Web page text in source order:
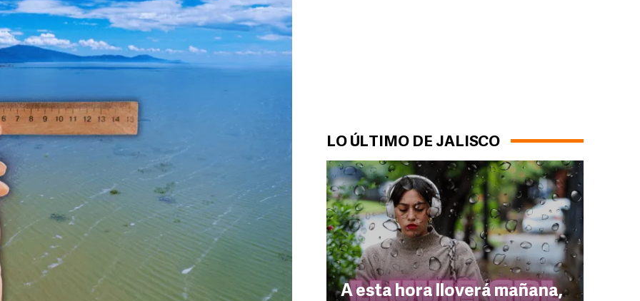
LO ÚLTIMO DE JALISCO
A esta hora lloverá mañana,